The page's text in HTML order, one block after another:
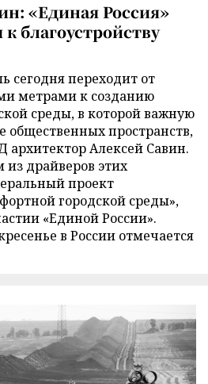
«Единая Россия»
благоустройству
сегодня переходит от
метрами к созданию
среды, в которой важную
общественных пространств,
архитектор Алексей Савин.
из драйверов этих
проект
городской среды»,
«Единой России».
в России отмечается